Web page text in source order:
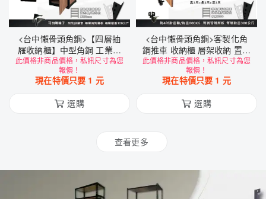
<台中懶骨頭角鋼>【四層抽
屜收納櫃】中型角鋼 工業風
角鋼 抽屜櫃 置物櫃 (黑色/白
色) DIY
此價格非商品價格，私訊尺寸為您
報價！
現在特價只要 1 元
選購
<台中懶骨頭角鋼>客製化角
鋼推車 收納櫃 層架收納 置物
架 雙開門 抽屜櫃 工業風層架
收納架 (黑色/白色)DIY家具
此價格非商品價格，私訊尺寸為您
報價！
現在特價只要 1 元
選購
查看更多